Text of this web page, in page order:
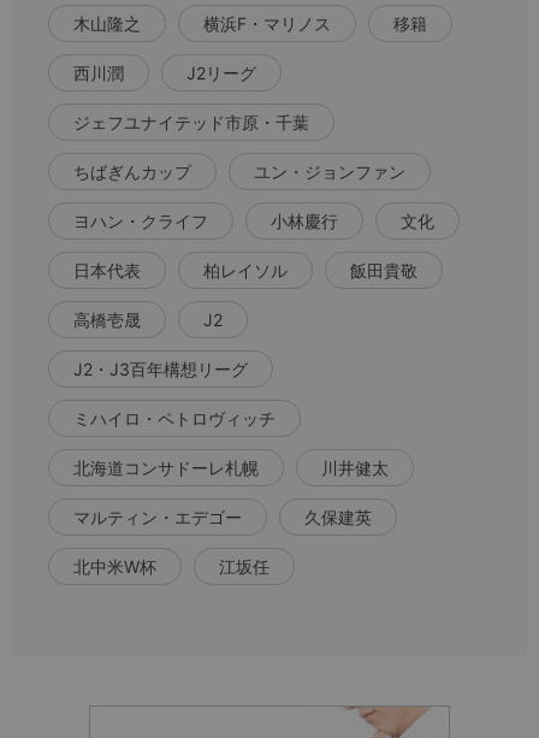
木山隆之 横浜F・マリノス 移籍
西川潤 J2リーグ
ジェフユナイテッド市原・千葉
ちばぎんカップ ユン・ジョンファン
ヨハン・クライフ 小林慶行 文化
日本代表 柏レイソル 飯田貴敬
高橋壱晟 J2
J2・J3百年構想リーグ
ミハイロ・ペトロヴィッチ
北海道コンサドーレ札幌 川井健太
マルティン・エデゴー 久保建英
北中米W杯 江坂任